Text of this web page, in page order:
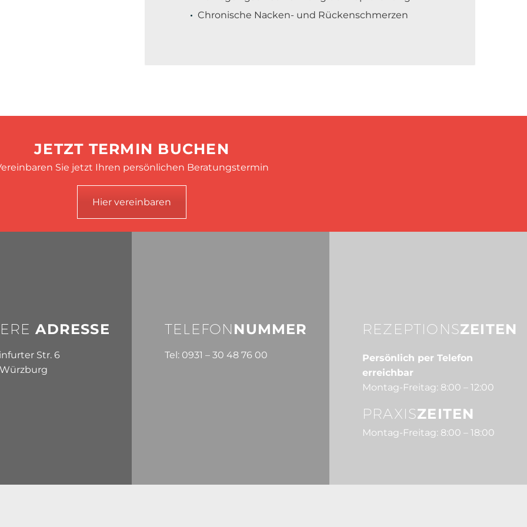
Chronische Nacken- und Rückenschmerzen
JETZT TERMIN BUCHEN
Sie jetzt Ihren persönlichen Beratungstermin
Hier vereinbaren
ADRESSE
Str. 6
TELEFONNUMMER
Tel: 0931 – 30 48 76 00
REZEPTIONSZEITEN
Persönlich per Telefon
erreichbar
Montag-Freitag: 8:00 – 12:00
PRAXISZEITEN
Montag-Freitag: 8:00 – 18:00